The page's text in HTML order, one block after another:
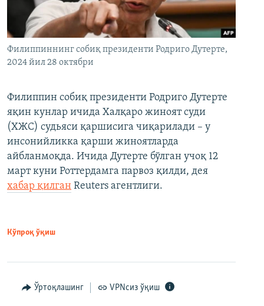
Филиппиннинг собиқ президенти Родриго Дутерте,
2024 йил 28 октябри
Филиппин собиқ президенти Родриго Дутерте
яқин кунлар ичида Халқаро жиноят суди
(ХЖС) судьяси қаршисига чиқарилади – у
инсонийликка қарши жиноятларда
айбланмоқда. Ичида Дутерте бўлган учоқ 12
март куни Роттердамга парвоз қилди, дея
хабар қилган Reuters агентлиги.
Кўпроқ ўқиш
Ўртоқлашинг VPNсиз ўқиш